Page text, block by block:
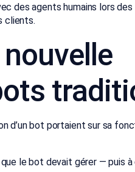
des agents humains lors
clients.
d’un bot portaient sur sa
le bot devait gérer — puis